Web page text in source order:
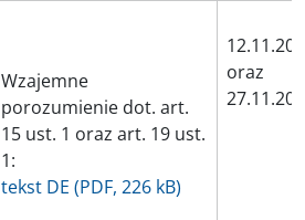
Wzajemne
porozumienie dot. art.
15 ust. 1 oraz art. 19 ust.
1:
tekst DE (PDF, 226 kB)
oraz